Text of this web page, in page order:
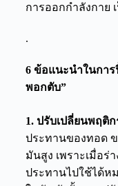
การออกกำลังกาย
.
6 ข้อแนะนำในกา
พอกตับ”
1. ปรับเปลี่ยนพฤติ
ประทานของทอด
มันสูง เพราะเมื่อร่
ประทานไปใช้ได้ห